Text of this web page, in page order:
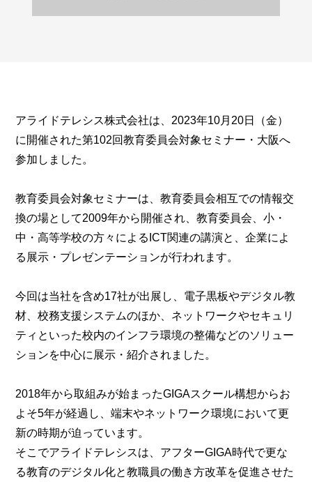
アライドテレシス株式会社は、2023年10月20日（金）
に開催された第102回教育委員会対象セミナー・大阪へ
参加しました。
教育委員会対象セミナーは、教育委員会相互での情報交
換の場として2009年から開催され、教育委員会、小・
中・高等学校の方々によるICT関連の講演と、企業によ
る展示・プレゼンテーションが行われます。
今回は当社を含め17社が出展し、電子黒板やデジタル教
材、校務支援システムのほか、ネットワークやセキュリ
ティといった校内のインフラ環境の整備などのソリュー
ションを中心に展示・紹介されました。
2018年から取組みが始まったGIGAスクール構想からお
よそ5年が経過し、端末やネットワーク環境において更
新の時期が迫っています。
そこでアライドテレシスは、アフターGIGA時代で更な
る教育のデジタル化と教職員の働き方改革を促進させた